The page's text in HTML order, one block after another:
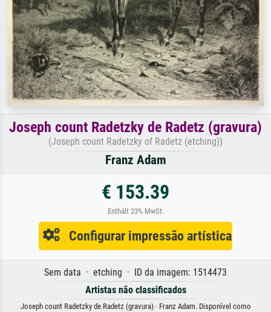
Joseph count Radetzky de Radetz (gravura)
(Joseph count Radetzky of Radetz (etching))
Franz Adam
€ 153.39
Enthält 23% MwSt.
Configurar impressão artística
Sem data · etching · ID da imagem: 1514473
Artistas não classificados
Joseph count Radetzky de Radetz (gravura) · Franz Adam. Disponível como